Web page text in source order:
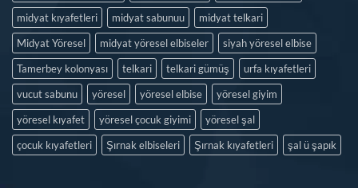
midyat kıyafetleri
midyat sabunuu
midyat telkari
Midyat Yöresel
midyat yöresel elbiseler
siyah yöresel elbise
Tamerbey kolonyası
telkari telkari gümüş
urfa kıyafetleri
vucut sabunu
yöresel yöresel elbise
yöresel giyim
yöresel kıyafet
yöresel çocuk giyimi
yöresel şal
çocuk kıyafetleri
Şırnak elbiseleri Şırnak kıyafetleri şal ü şapık